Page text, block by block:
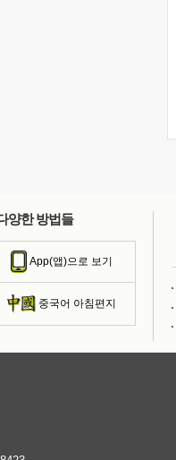
양한 방법들
App(앱)으로 보기
중국어 아침편지